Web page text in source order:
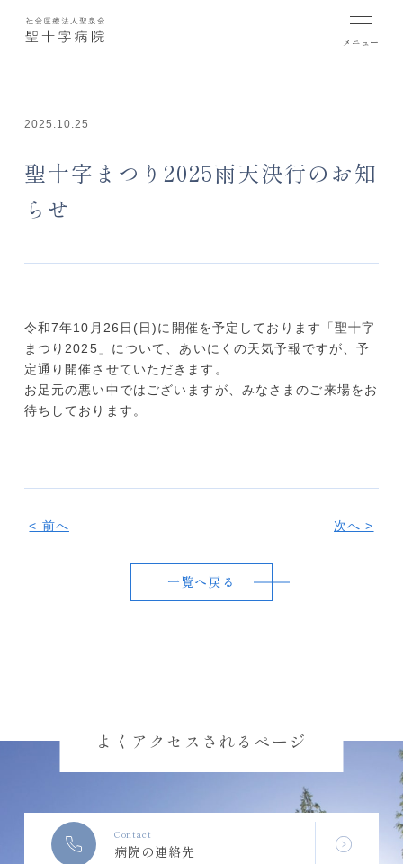
2025.10.25
聖十字まつり2025雨天決行のお知
らせ
令和7年10月26日(日)に開催を予定しております「聖十字
まつり2025」について、あいにくの天気予報ですが、予
定通り開催させていただきます。
お足元の悪い中ではございますが、みなさまのご来場をお
待ちしております。
< 前へ 次へ >
一覧へ戻る
よくアクセスされるページ
Contact
病院の連絡先